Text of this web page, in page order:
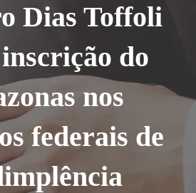
Dias Toffoli
do
nos
federais de